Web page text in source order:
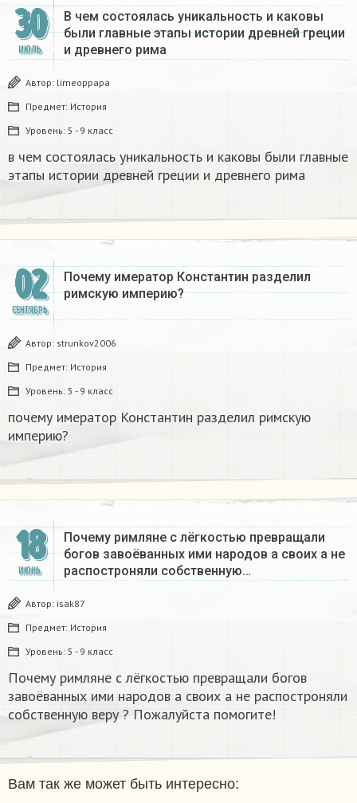
30
ИЮЛЬ
В чем состоялась уникальность и каковы
были главные этапы истории древней греции
и древнего рима
Автор: limeoppapa
Предмет: История
Уровень: 5 - 9 класс
в чем состоялась уникальность и каковы были главные
этапы истории древней греции и древнего рима
02
СЕНТЯБРЬ
Почему имератор Константин разделил
римскую империю?​
Автор: strunkov2006
Предмет: История
Уровень: 5 - 9 класс
почему имератор Константин разделил римскую
империю?​
18
ИЮНЬ
Почему римляне с лёгкостью превращали
богов завоёванных ими народов а своих а не
распостроняли собственную…
Автор: isak87
Предмет: История
Уровень: 5 - 9 класс
Почему римляне с лёгкостью превращали богов
завоёванных ими народов а своих а не распостроняли
собственную веру ? Пожалуйста помогите!
Вам так же может быть интересно: